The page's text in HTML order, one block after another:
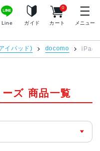
Line ガイド カート
0
メニュー
イパッド) docomo iPad
ズ 商品一覧